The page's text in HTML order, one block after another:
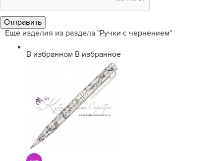
Еще изделия из раздела "Ручки с чернением"
В избранном В избранное